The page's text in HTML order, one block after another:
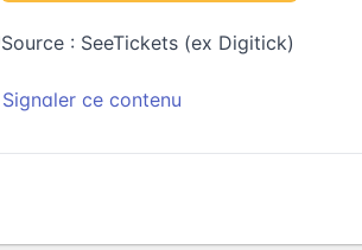
Source : SeeTickets (ex Digitick)
Signaler ce contenu